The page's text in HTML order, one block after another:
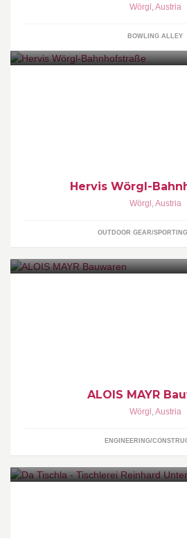
Wörgl ,Austria
BOWLING ALLEY
Hervis Wörgl-
Wörgl ,Austria
OUTDOOR GEAR/
ALOIS MAYR
Wörgl ,Austria
ENGINEERING/